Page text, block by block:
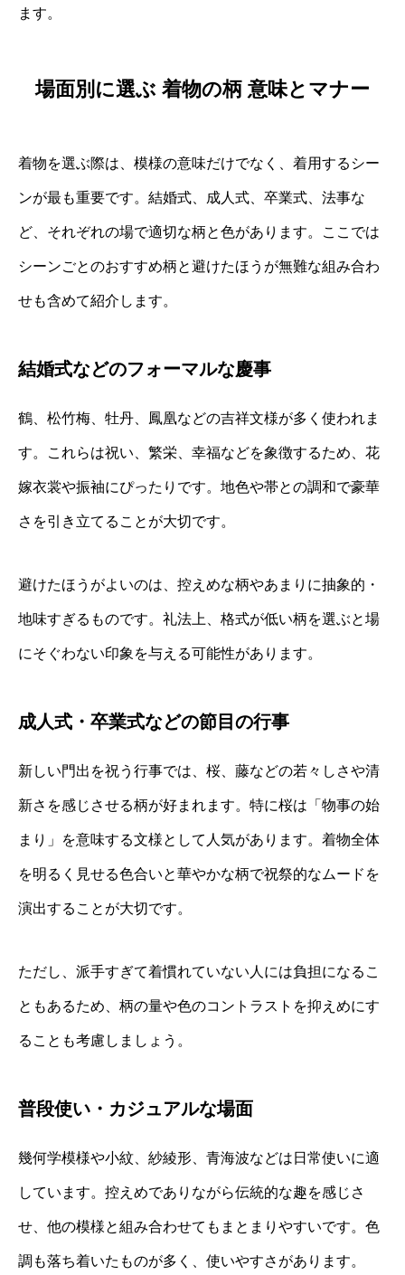
ます。
場面別に選ぶ 着物の柄 意味とマナー
着物を選ぶ際は、模様の意味だけでなく、着用するシー
ンが最も重要です。結婚式、成人式、卒業式、法事な
ど、それぞれの場で適切な柄と色があります。ここでは
シーンごとのおすすめ柄と避けたほうが無難な組み合わ
せも含めて紹介します。
結婚式などのフォーマルな慶事
鶴、松竹梅、牡丹、鳳凰などの吉祥文様が多く使われま
す。これらは祝い、繁栄、幸福などを象徴するため、花
嫁衣裳や振袖にぴったりです。地色や帯との調和で豪華
さを引き立てることが大切です。
避けたほうがよいのは、控えめな柄やあまりに抽象的・
地味すぎるものです。礼法上、格式が低い柄を選ぶと場
にそぐわない印象を与える可能性があります。
成人式・卒業式などの節目の行事
新しい門出を祝う行事では、桜、藤などの若々しさや清
新さを感じさせる柄が好まれます。特に桜は「物事の始
まり」を意味する文様として人気があります。着物全体
を明るく見せる色合いと華やかな柄で祝祭的なムードを
演出することが大切です。
ただし、派手すぎて着慣れていない人には負担になるこ
ともあるため、柄の量や色のコントラストを抑えめにす
ることも考慮しましょう。
普段使い・カジュアルな場面
幾何学模様や小紋、紗綾形、青海波などは日常使いに適
しています。控えめでありながら伝統的な趣を感じさ
せ、他の模様と組み合わせてもまとまりやすいです。色
調も落ち着いたものが多く、使いやすさがあります。